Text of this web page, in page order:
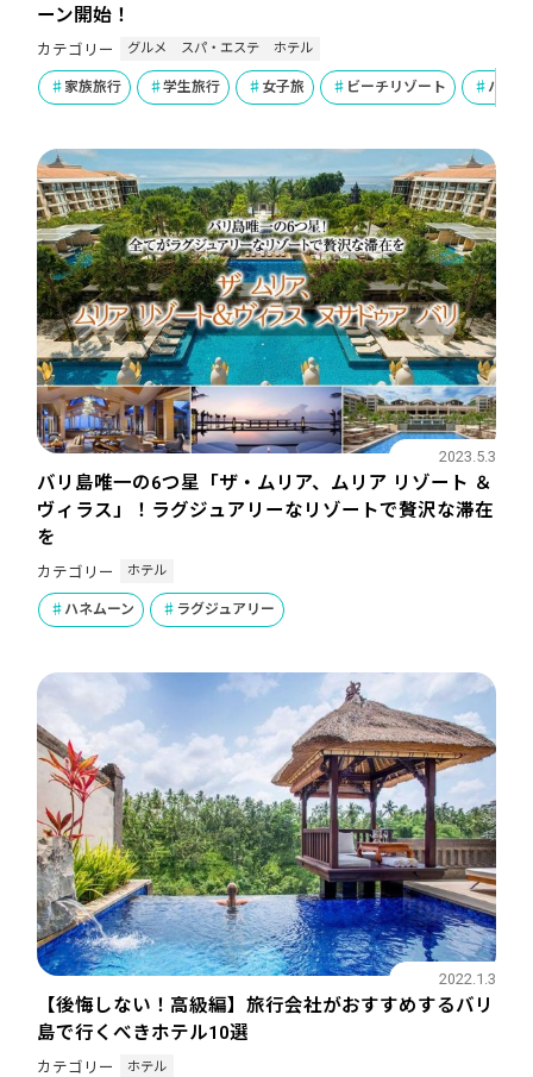
ーン開始！
カテゴリー グルメ スパ・エステ ホテル
家族旅行 学生旅行 女子旅 ビーチリゾート ハネム
バリ島唯一の6つ星「ザ・ムリア、ムリア リゾート ＆
ヴィラス」！ラグジュアリーなリゾートで贅沢な滞在
を
2023.5.3
カテゴリー ホテル
ハネムーン ラグジュアリー
【後悔しない！高級編】旅行会社がおすすめするバリ
島で行くべきホテル10選
2022.1.3
カテゴリー ホテル